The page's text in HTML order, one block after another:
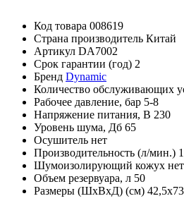
Код товара 008619
Страна производитель Китай
Артикул DA7002
Срок гарантии (год) 2
Бренд Dynamic
Количество обслуживающих
Рабочее давление, бар 5-8
Напряжение питания, В 230
Уровень шума, Дб 65
Осушитель нет
Производительность (л/мин.)
Шумоизолирующий кожух нет
Объем резервуара, л 50
Размеры (ШхВхД) (см)